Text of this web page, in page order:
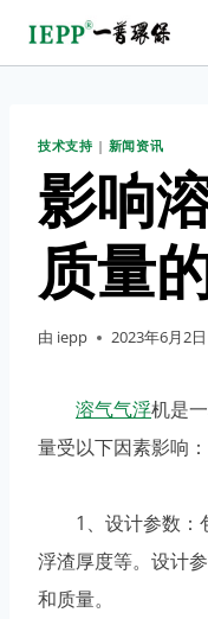
技术支持 | 新闻资讯
影响
质量
由 iepp 2023年6月2日
溶气气浮机是
量受以下因素影响：
1、设计参数：包
浮渣厚度等。设计
和质量。